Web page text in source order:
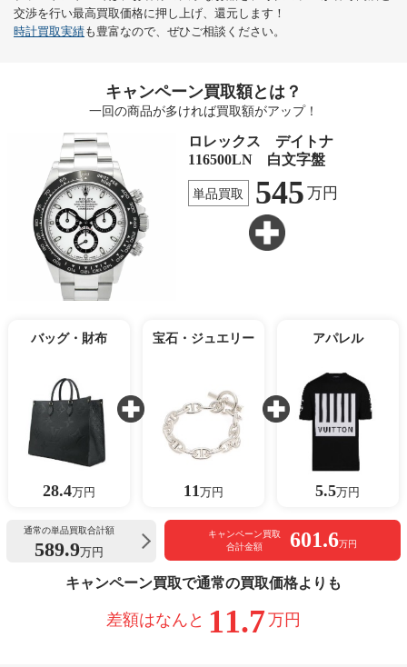
交渉を行い最高買取価格に押し上げ、還元します！
時計買取実績も豊富なので、ぜひご相談ください。
キャンペーン買取額とは？
一回の商品が多ければ買取額がアップ！
ロレックス デイトナ
116500LN 白文字盤
単品買取 545 万円
バッグ・財布
28.4万円
宝石・ジュエリー
11 万円
アパレル
5.5万円
通常の単品買取合計額
589.9万円
キャンペーン買取
合計金額
601.6万円
キャンペーン買取で通常の買取価格よりも
差額はなんと 11.7万円